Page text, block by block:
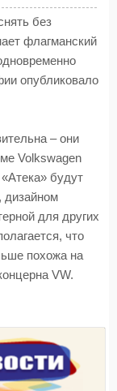
без
флагманский
опубликовало
– они
Volkswagen
будут
дизайном
для других
что
похожа на
VW.